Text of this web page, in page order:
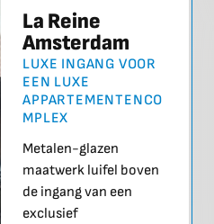
La Reine
Amsterdam
LUXE INGANG VOOR
EEN LUXE
APPARTEMENTENCO
MPLEX
Metalen-glazen
maatwerk luifel boven
de ingang van een
exclusief